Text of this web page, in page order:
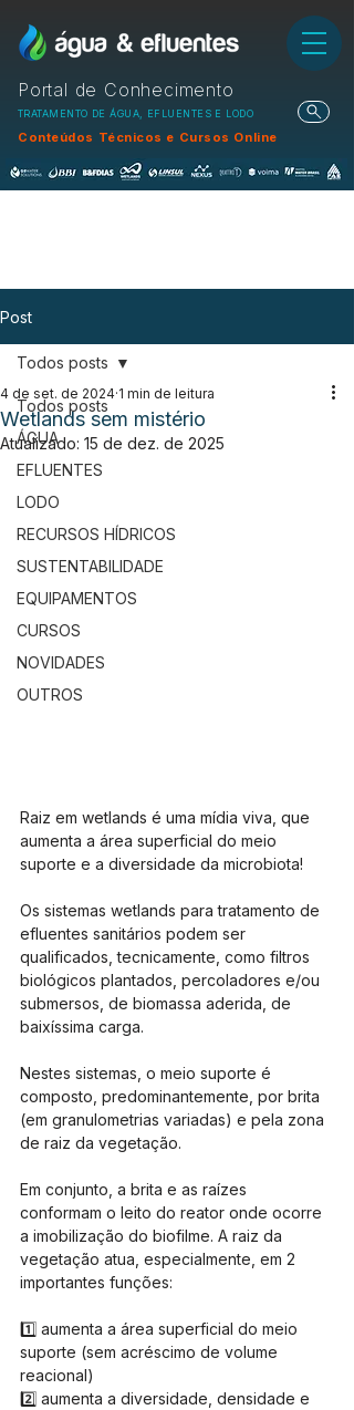
Portal de Conhecimento
TRATAMENTO DE ÁGUA, EFLUENTES E LODO
Conteúdos Técnicos e Cursos Online
Post
Todos posts
ÁGUA
EFLUENTES
LODO
RECURSOS HÍDRICOS
SUSTENTABILIDADE
EQUIPAMENTOS
CURSOS
NOVIDADES
OUTROS
Todos posts
Wetlands sem mistério
4 de set. de 2024 1 min de leitura
Atualizado: 15 de dez. de 2025
Raiz em wetlands é uma mídia viva, que
aumenta a área superficial do meio
suporte e a diversidade da microbiota!
Os sistemas wetlands para tratamento de
efluentes sanitários podem ser
qualificados, tecnicamente, como filtros
biológicos plantados, percoladores e/ou
submersos, de biomassa aderida, de
baixíssima carga.
Nestes sistemas, o meio suporte é
composto, predominantemente, por brita
(em granulometrias variadas) e pela zona
de raiz da vegetação.
Em conjunto, a brita e as raízes
conformam o leito do reator onde ocorre
a imobilização do biofilme. A raiz da
vegetação atua, especialmente, em 2
importantes funções:
1️⃣ aumenta a área superficial do meio
suporte (sem acréscimo de volume
reacional)
2️⃣ aumenta a diversidade, densidade e